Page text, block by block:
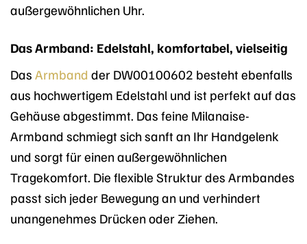
außergewöhnlichen Uhr.
Das Armband: Edelstahl, komfortabel, vielseitig
Das Armband der DW00100602 besteht ebenfalls
aus hochwertigem Edelstahl und ist perfekt auf das
Gehäuse abgestimmt. Das feine Milanaise-
Armband schmiegt sich sanft an Ihr Handgelenk
und sorgt für einen außergewöhnlichen
Tragekomfort. Die flexible Struktur des Armbandes
passt sich jeder Bewegung an und verhindert
unangenehmes Drücken oder Ziehen.